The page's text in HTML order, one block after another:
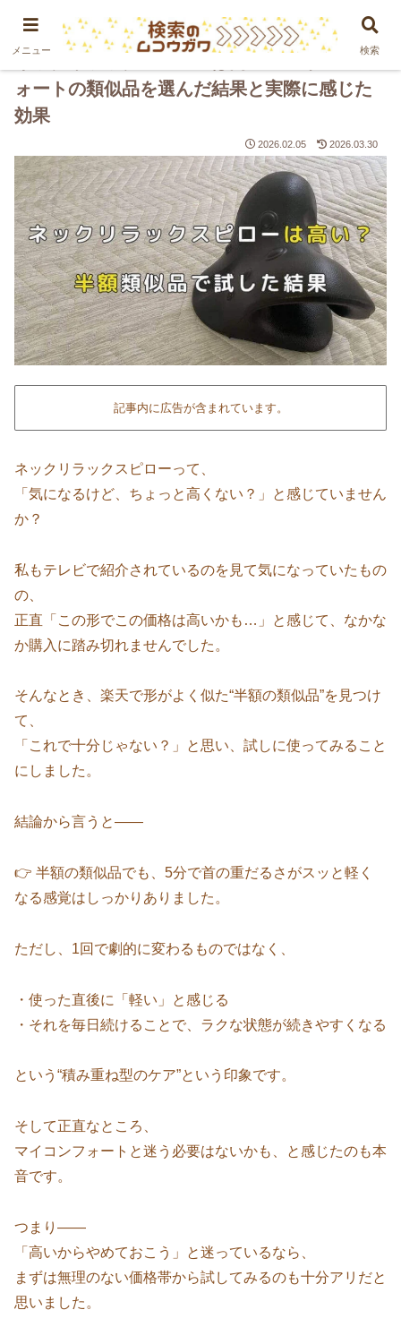
PR
ネックリラックスピローは高い？マイコンフ
ォートの類似品を選んだ結果と実際に感じた
効果
2026.02.05 2026.03.30
記事内に広告が含まれています。
ネックリラックスピローって、
「気になるけど、ちょっと高くない？」と感じていません
か？
私もテレビで紹介されているのを見て気になっていたもの
の、
正直「この形でこの価格は高いかも…」と感じて、なかな
か購入に踏み切れませんでした。
そんなとき、楽天で形がよく似た“半額の類似品”を見つけ
て、
「これで十分じゃない？」と思い、試しに使ってみること
にしました。
結論から言うと――
👉 半額の類似品でも、5分で首の重だるさがスッと軽く
なる感覚はしっかりありました。
ただし、1回で劇的に変わるものではなく、
・使った直後に「軽い」と感じる
・それを毎日続けることで、ラクな状態が続きやすくなる
という“積み重ね型のケア”という印象です。
そして正直なところ、
マイコンフォートと迷う必要はないかも、と感じたのも本
音です。
つまり――
「高いからやめておこう」と迷っているなら、
まずは無理のない価格帯から試してみるのも十分アリだと
思いました。
メニュー 検索